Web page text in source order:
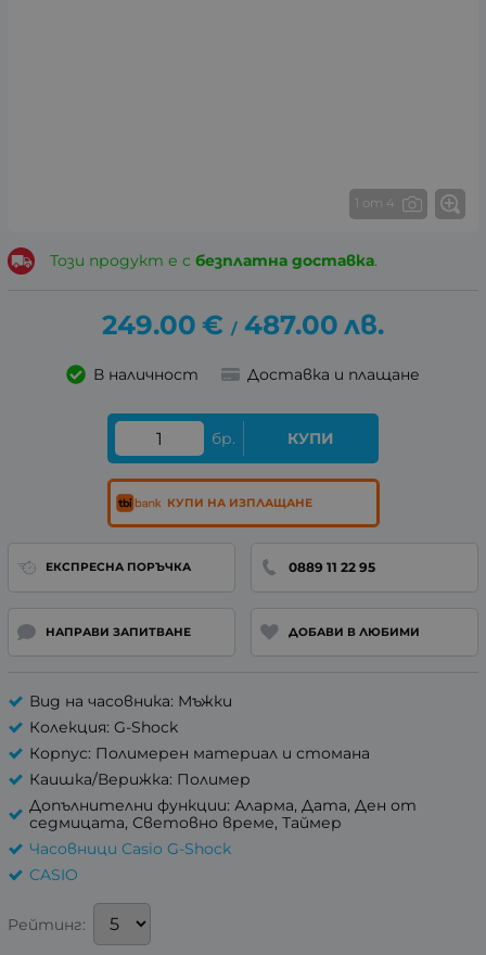
1 от 4
Този продукт е с безплатна доставка.
249.00 € / 487.00 лв.
В наличност Доставка и плащане
бр. КУПИ
КУПИ НА ИЗПЛАЩАНЕ
ЕКСПРЕСНА ПОРЪЧКА 0889 11 22 95
НАПРАВИ ЗАПИТВАНЕ ДОБАВИ В ЛЮБИМИ
Вид на часовника: Мъжки
Колекция: G-Shock
Корпус: Полимерен материал и стомана
Каишка/Верижка: Полимер
Допълнителни функции: Аларма, Дата, Ден от
седмицата, Световно време, Таймер
Часовници Casio G-Shock
CASIO
Рейтинг: